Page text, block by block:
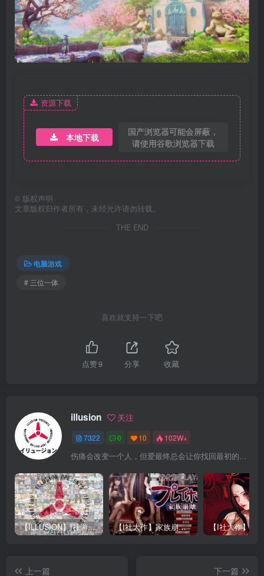
资源下载
本地下载
国产浏览器可能会屏蔽，
请使用谷歌浏览器下载
© 版权声明
文章版权归作者所有，未经允许请勿转载。
THE END
电脑游戏
# 三位一体
喜欢就支持一下吧
点赞9 分享 收藏
illusion 关注
7322 0 10 102W+
伤痛会改变一个人，但爱最终总会让你找回最初的自己
【ILLUSION】I社游戏合集截至2025 无修正汉化硬盘纯净版手慢无[微云/OD] 【I社大作】家族崩坏Playhome 终极12.0收藏版新整合【85G/补档福利】【年费会员专享，手慢无】
上一篇
下一篇